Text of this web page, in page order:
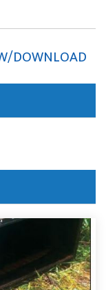
DOWNLOAD